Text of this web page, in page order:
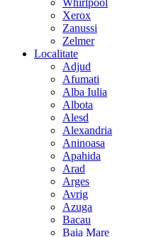
Whirlpool
Xerox
Zanussi
Zelmer
Localitate
Adjud
Afumati
Alba Iulia
Albota
Alesd
Alexandria
Aninoasa
Apahida
Arad
Arges
Avrig
Azuga
Bacau
Baia Mare